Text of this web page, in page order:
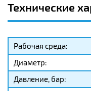
Технические
Рабочая среда:
Диаметр:
Давление, бар: